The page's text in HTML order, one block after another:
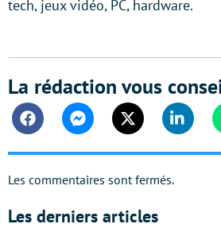
tech, jeux vidéo, PC, hardware.
La rédaction vous
FacebookMessengerTwitter
Les commentaires sont fermés.
Les derniers articles